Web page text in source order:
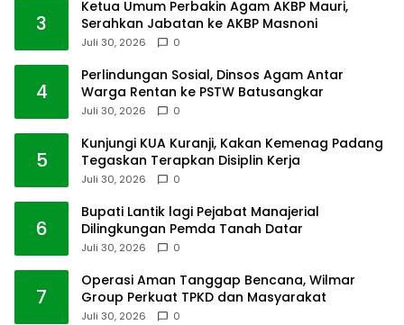
3
Ketua Umum Perbakin Agam AKBP Mauri,
Serahkan Jabatan ke AKBP Masnoni
Juli 30, 2026 0
4
Perlindungan Sosial, Dinsos Agam Antar
Warga Rentan ke PSTW Batusangkar
Juli 30, 2026 0
5
Kunjungi KUA Kuranji, Kakan Kemenag Padang
Tegaskan Terapkan Disiplin Kerja
Juli 30, 2026 0
6
Bupati Lantik lagi Pejabat Manajerial
Dilingkungan Pemda Tanah Datar
Juli 30, 2026 0
7
Operasi Aman Tanggap Bencana, Wilmar
Group Perkuat TPKD dan Masyarakat
Juli 30, 2026 0